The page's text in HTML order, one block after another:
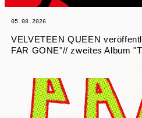
05.08.2026
VELVETEEN QUEEN
FAR GONE"// zweites Album